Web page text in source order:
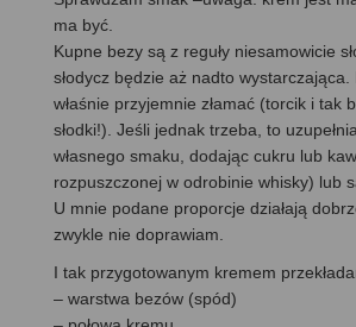
ma być.
Kupne bezy są z reguły niesamowicie
słodycz będzie aż nadto wystarczająca.
właśnie przyjemnie złamać (torcik i tak
słodki!). Jeśli jednak trzeba, to
własnego smaku, dodając cukru lub
rozpuszczonej w odrobinie whisky) lub
U mnie podane proporcje działają
zwykle nie doprawiam.
I tak przygotowanym kremem
– warstwa bezów (spód)